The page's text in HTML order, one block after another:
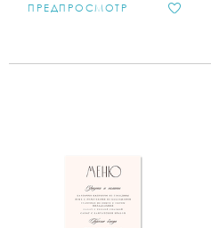
ПРЕДПРОСМОТР